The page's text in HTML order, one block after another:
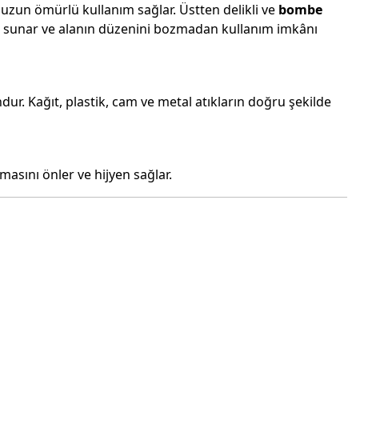
ömürlü kullanım sağlar. Üstten delikli ve bombe
ve alanın düzenini bozmadan kullanım imkânı
Kağıt, plastik, cam ve metal atıkların doğru şekilde
önler ve hijyen sağlar.